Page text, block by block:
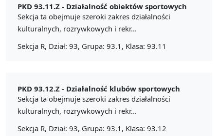
PKD 93.11.Z - Działalność obiektów sportowych
Sekcja ta obejmuje szeroki zakres działalności
kulturalnych, rozrywkowych i rekr...
Sekcja R, Dział: 93, Grupa: 93.1, Klasa: 93.11
PKD 93.12.Z - Działalność klubów sportowych
Sekcja ta obejmuje szeroki zakres działalności
kulturalnych, rozrywkowych i rekr...
Sekcja R, Dział: 93, Grupa: 93.1, Klasa: 93.12